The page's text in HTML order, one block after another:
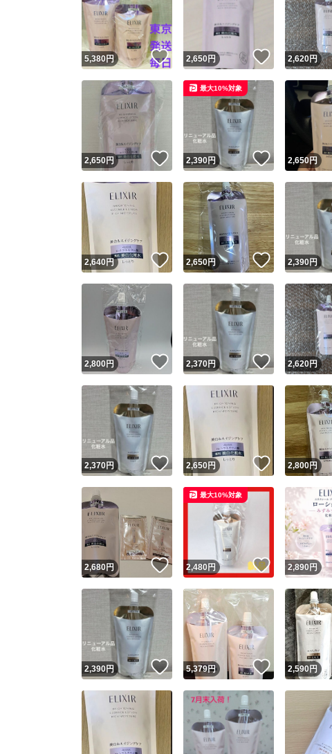
Yahoo!フリマ
安心取引出品
安心取引
取引実績
取引実績
他フリマ
スピード&安
※このバッジは
スピード
商品
コピ
5,380円 いいね！
2,650円 いいね！
2,620円
2,650円 いいね！
2,390円 いいね！
最大10%対象
2,650円
2,640円 いいね！
2,650円 いいね！
2,390円
2,800円 いいね！
2,370円 いいね！
2,620円
2,370円 いいね！
2,650円 いいね！
2,800円
2,680円 いいね！
2,480円 いいね！
最大10%対象
2,890円
2,390円 いいね！
5,379円 いいね！
2,590円